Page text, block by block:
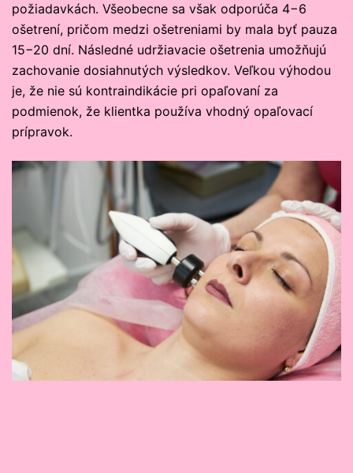
požiadavkách. Všeobecne sa však odporúča 4−6
ošetrení, pričom medzi ošetreniami by mala byť pauza
15−20 dní. Následné udržiavacie ošetrenia umožňujú
zachovanie dosiahnutých výsledkov. Veľkou výhodou
je, že nie sú kontraindikácie pri opaľovaní za
podmienok, že klientka používa vhodný opaľovací
prípravok.